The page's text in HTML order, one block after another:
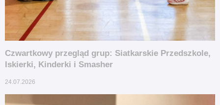
Czwartkowy przegląd grup: Siatkarskie Przedszkole,
Iskierki, Kinderki i Smasher
24.07.2026